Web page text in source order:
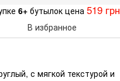
6+ бутылок цена 519 грн
В избранное
с мягкой текстурой и